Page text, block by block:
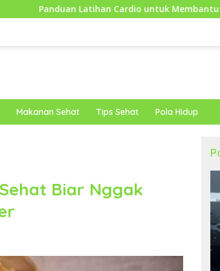
Latihan Cardio untuk Membantu Tubuh Lebih
Makanan Sehat Tips Sehat Pola Hidup
Biar Nggak